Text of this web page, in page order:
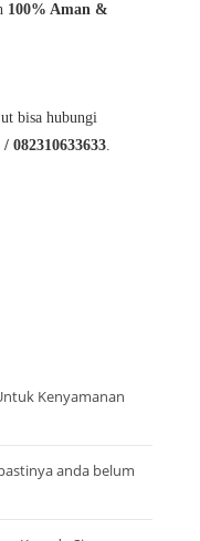
100% Aman &
bisa hubungi
/ 082310633633
Kenyamanan
anda belum